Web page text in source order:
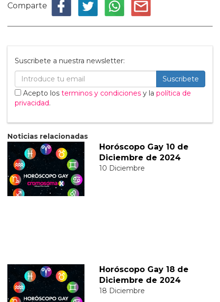
Comparte
Suscribete a nuestra newsletter:
Suscribete
Acepto los terminos y condiciones y la política de
privacidad.
Noticias relacionadas
Horóscopo Gay 10 de
Diciembre de 2024
10 Diciembre
Horóscopo Gay 18 de
Diciembre de 2024
18 Diciembre